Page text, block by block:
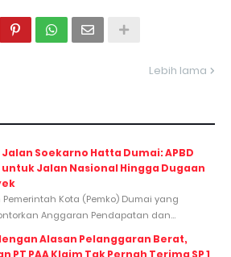
Lebih lama
Soekarno Hatta Dumai: APBD
Jalan Nasional Hingga Dugaan
Pemerintah Kota (Pemko) Dumai yang
Anggaran Pendapatan dan...
Alasan Pelanggaran Berat,
PT PAA Klaim Tak Pernah Terima SP 1